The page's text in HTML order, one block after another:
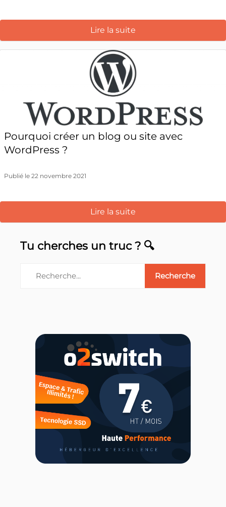
Lire la suite
Pourquoi créer un blog ou site avec
WordPress ?
Publié le 22 novembre 2021
Lire la suite
Tu cherches un truc ? 🔍